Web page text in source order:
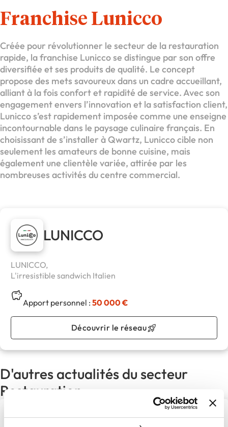
Franchise Lunicco
Créée pour révolutionner le secteur de la restauration
rapide, la franchise Lunicco se distingue par son offre
diversifiée et ses produits de qualité. Le concept
propose des mets savoureux dans un cadre accueillant,
alliant à la fois confort et rapidité de service. Avec son
engagement envers l’innovation et la satisfaction client,
Lunicco s’est rapidement imposée comme une enseigne
incontournable dans le paysage culinaire français. En
choisissant de s’installer à Qwartz, Lunicco cible non
seulement les amateurs de bonne cuisine, mais
également une clientèle variée, attirée par les
nombreuses activités du centre commercial.
LUNICCO
LUNICCO,
L'irresistible sandwich Italien
Apport personnel :50 000 €
Découvrir le réseau
D'autres actualités du secteur
Restauration
Beer’s Corner poursuit son
expansion avec une première